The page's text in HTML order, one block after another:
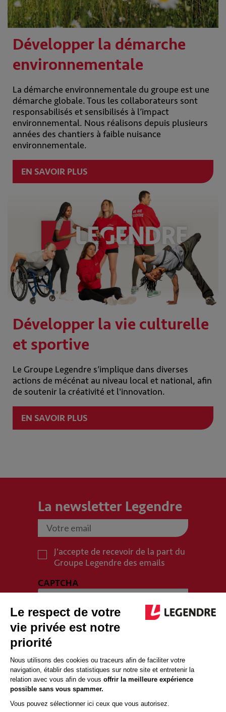
Développer la démarche
environnementale
La démarche environnementale du groupe est une
démarche globale. Tous les collaborateurs sont
responsabilisés et sensibilisés à l’impact
environnemental. Nous réalisons depuis plusieurs
années des chantiers à faible nuisance
environnementale.
EN SAVOIR PLUS
Développer la vie culturelle
et sportive
Le Groupe Legendre s’implique dans diverses
actions de mécénat au niveau local et national, afin
de soutenir la créativité et l'innovation.
EN SAVOIR PLUS
La newsletter Legendre
J'accepte de recevoir de la part du
Groupe Legendre des emails
CAPTCHA